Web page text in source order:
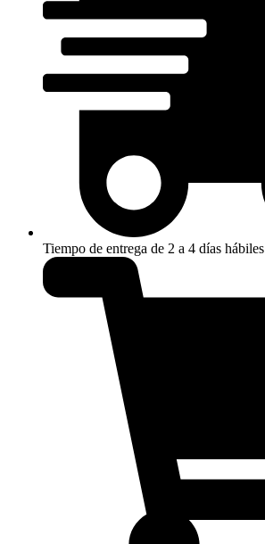
Tiempo de entrega de 2 a 4 días hábiles